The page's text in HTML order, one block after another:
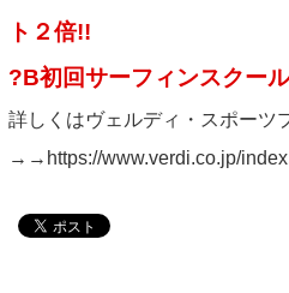
ト２倍!!
?B初回サーフィンスクー
詳しくはヴェルディ・スポーツ
→→ https://www.verdi.co.jp/